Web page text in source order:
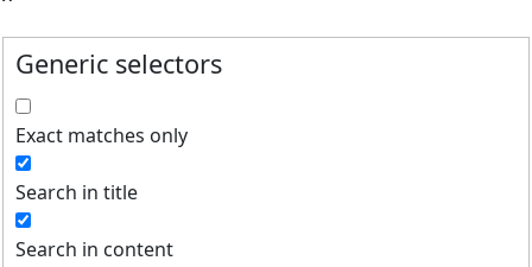
Generic selectors
Exact matches only
Search in title
Search in content